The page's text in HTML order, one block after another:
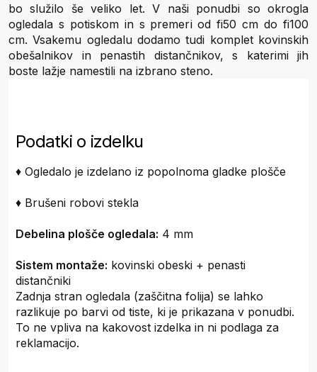
bo služilo še veliko let. V naši ponudbi so okrogla
ogledala s potiskom in s premeri od fi50 cm do fi100
cm. Vsakemu ogledalu dodamo tudi komplet kovinskih
obešalnikov in penastih distančnikov, s katerimi jih
boste lažje namestili na izbrano steno.
Podatki o izdelku
♦ Ogledalo je izdelano iz popolnoma gladke plošče
♦ Brušeni robovi stekla
Debelina plošče ogledala: 4 mm
Sistem montaže: kovinski obeski + penasti
distančniki
Zadnja stran ogledala (zaščitna folija) se lahko
razlikuje po barvi od tiste, ki je prikazana v ponudbi.
To ne vpliva na kakovost izdelka in ni podlaga za
reklamacijo.